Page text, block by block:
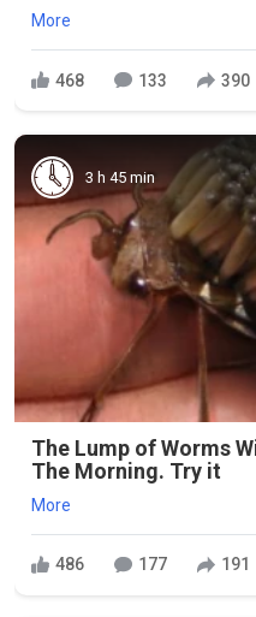
More
468 133 390
3 h 45 min
The Lump of Worms
The Morning. Try it
More
486 177 191